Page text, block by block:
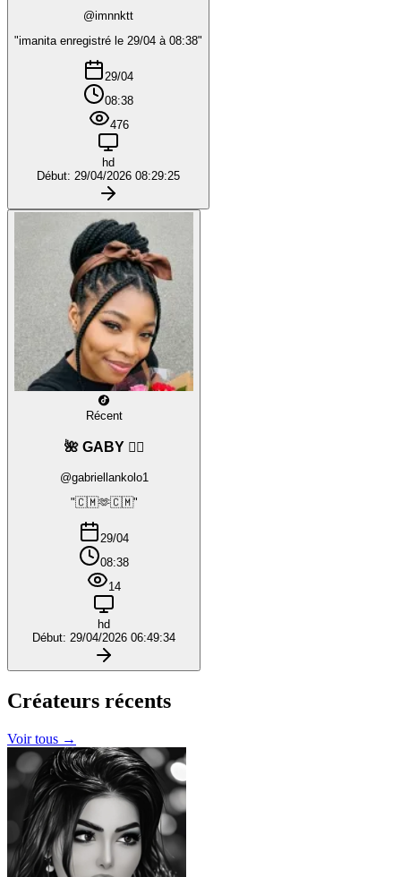
@imnnktt
"imanita enregistré le 29/04 à 08:38"
29/04
08:38
476
hd
Début: 29/04/2026 08:29:25
Récent
🌺 GABY ❤️‍🔥
@gabriellankolo1
"🇨🇲🫶🇨🇲"
29/04
08:38
14
hd
Début: 29/04/2026 06:49:34
Créateurs récents
Voir tous →